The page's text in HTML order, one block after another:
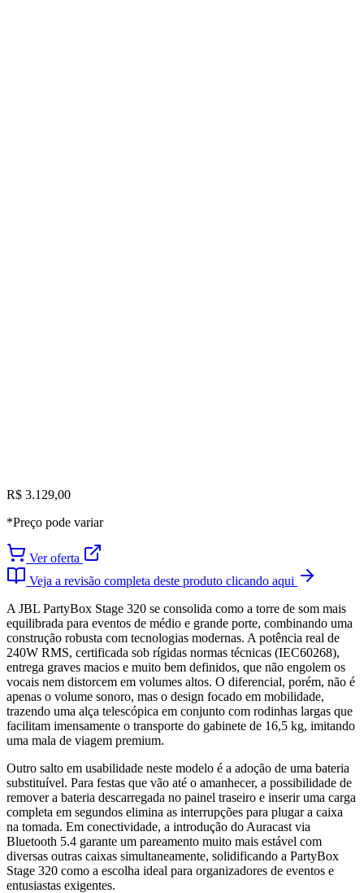
R$ 3.129,00
*Preço pode variar
Ver oferta
Veja a revisão completa deste produto clicando aqui
A JBL PartyBox Stage 320 se consolida como a torre de som mais
equilibrada para eventos de médio e grande porte, combinando uma
construção robusta com tecnologias modernas. A potência real de
240W RMS, certificada sob rígidas normas técnicas (IEC60268),
entrega graves macios e muito bem definidos, que não engolem os
vocais nem distorcem em volumes altos. O diferencial, porém, não é
apenas o volume sonoro, mas o design focado em mobilidade,
trazendo uma alça telescópica em conjunto com rodinhas largas que
facilitam imensamente o transporte do gabinete de 16,5 kg, imitando
uma mala de viagem premium.
Outro salto em usabilidade neste modelo é a adoção de uma bateria
substituível. Para festas que vão até o amanhecer, a possibilidade de
remover a bateria descarregada no painel traseiro e inserir uma carga
completa em segundos elimina as interrupções para plugar a caixa
na tomada. Em conectividade, a introdução do Auracast via
Bluetooth 5.4 garante um pareamento muito mais estável com
diversas outras caixas simultaneamente, solidificando a PartyBox
Stage 320 como a escolha ideal para organizadores de eventos e
entusiastas exigentes.